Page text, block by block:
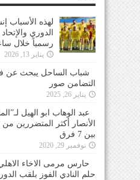
لهذه الأسباب
الدوري
رسمياً خلال
يناير 13, 2026
شباب الساحل يبحث عن
التضامن صور
يناير 26, 2025
عبد الوهاب ابو الهيل
الأنصار أكثر المتضررين
بين 7 فرق
نوفمبر 29, 2020
حارس مرمى الاخاء
حلم النادي الفوز بلقب